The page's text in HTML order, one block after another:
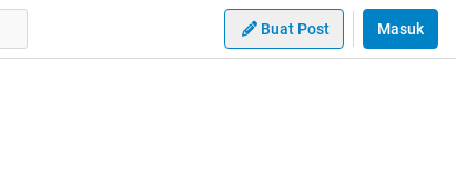
Buat Post Masuk